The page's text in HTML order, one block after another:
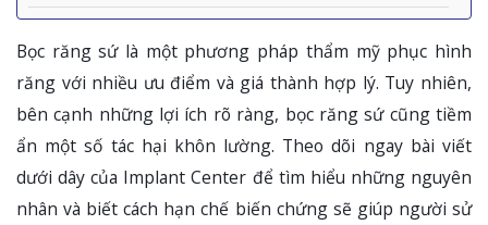
Bọc răng sứ là một phương pháp thẩm mỹ phục hình
răng với nhiều ưu điểm và giá thành hợp lý. Tuy nhiên,
bên cạnh những lợi ích rõ ràng, bọc răng sứ cũng tiềm
ẩn một số tác hại khôn lường. Theo dõi ngay bài viết
dưới dây của Implant Center để tìm hiểu những nguyên
nhân và biết cách hạn chế biến chứng sẽ giúp người sử